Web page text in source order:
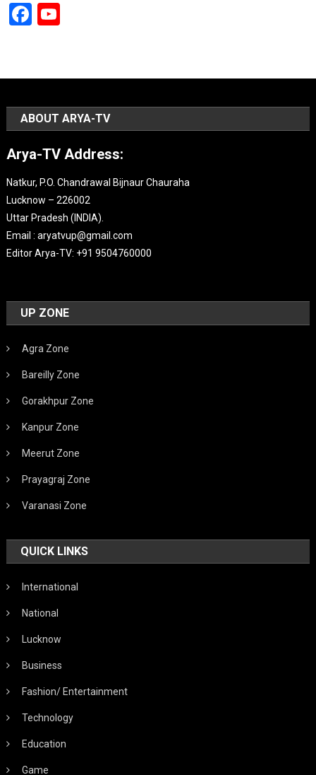
Facebook
ABOUT ARYA-TV
Arya-TV Address:
Natkur, P.O. Chandrawal Bijnaur Chauraha
Lucknow – 226002
Uttar Pradesh (INDIA).
Email : aryatvup@gmail.com
Editor Arya-TV: +91 9504760000
UP ZONE
Agra Zone
Bareilly Zone
Gorakhpur Zone
Kanpur Zone
Meerut Zone
Prayagraj Zone
Varanasi Zone
QUICK LINKS
International
National
Lucknow
Business
Fashion/ Entertainment
Technology
Education
Game